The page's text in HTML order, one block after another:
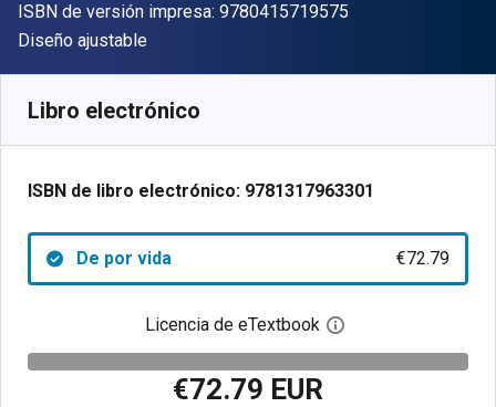
ISBN de versión impresa: 9780415719575
Formato
Diseño ajustable
Libro electrónico
ISBN de libro electrónico: 9781317963301
De por vida €72.79
Licencia de eTextbook Abre el cuadro de
€72.79 EUR